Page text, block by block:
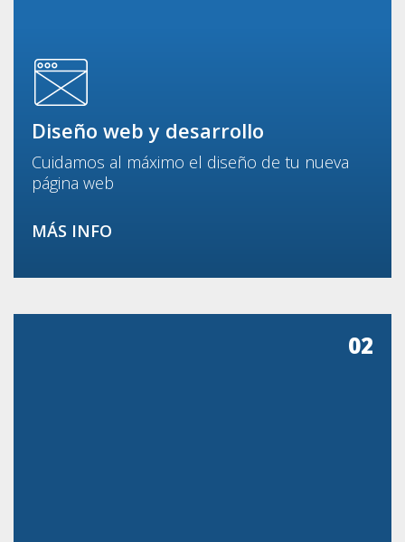
Diseño web y desarrollo
Cuidamos al máximo el diseño de tu nueva
página web
MÁS INFO
02